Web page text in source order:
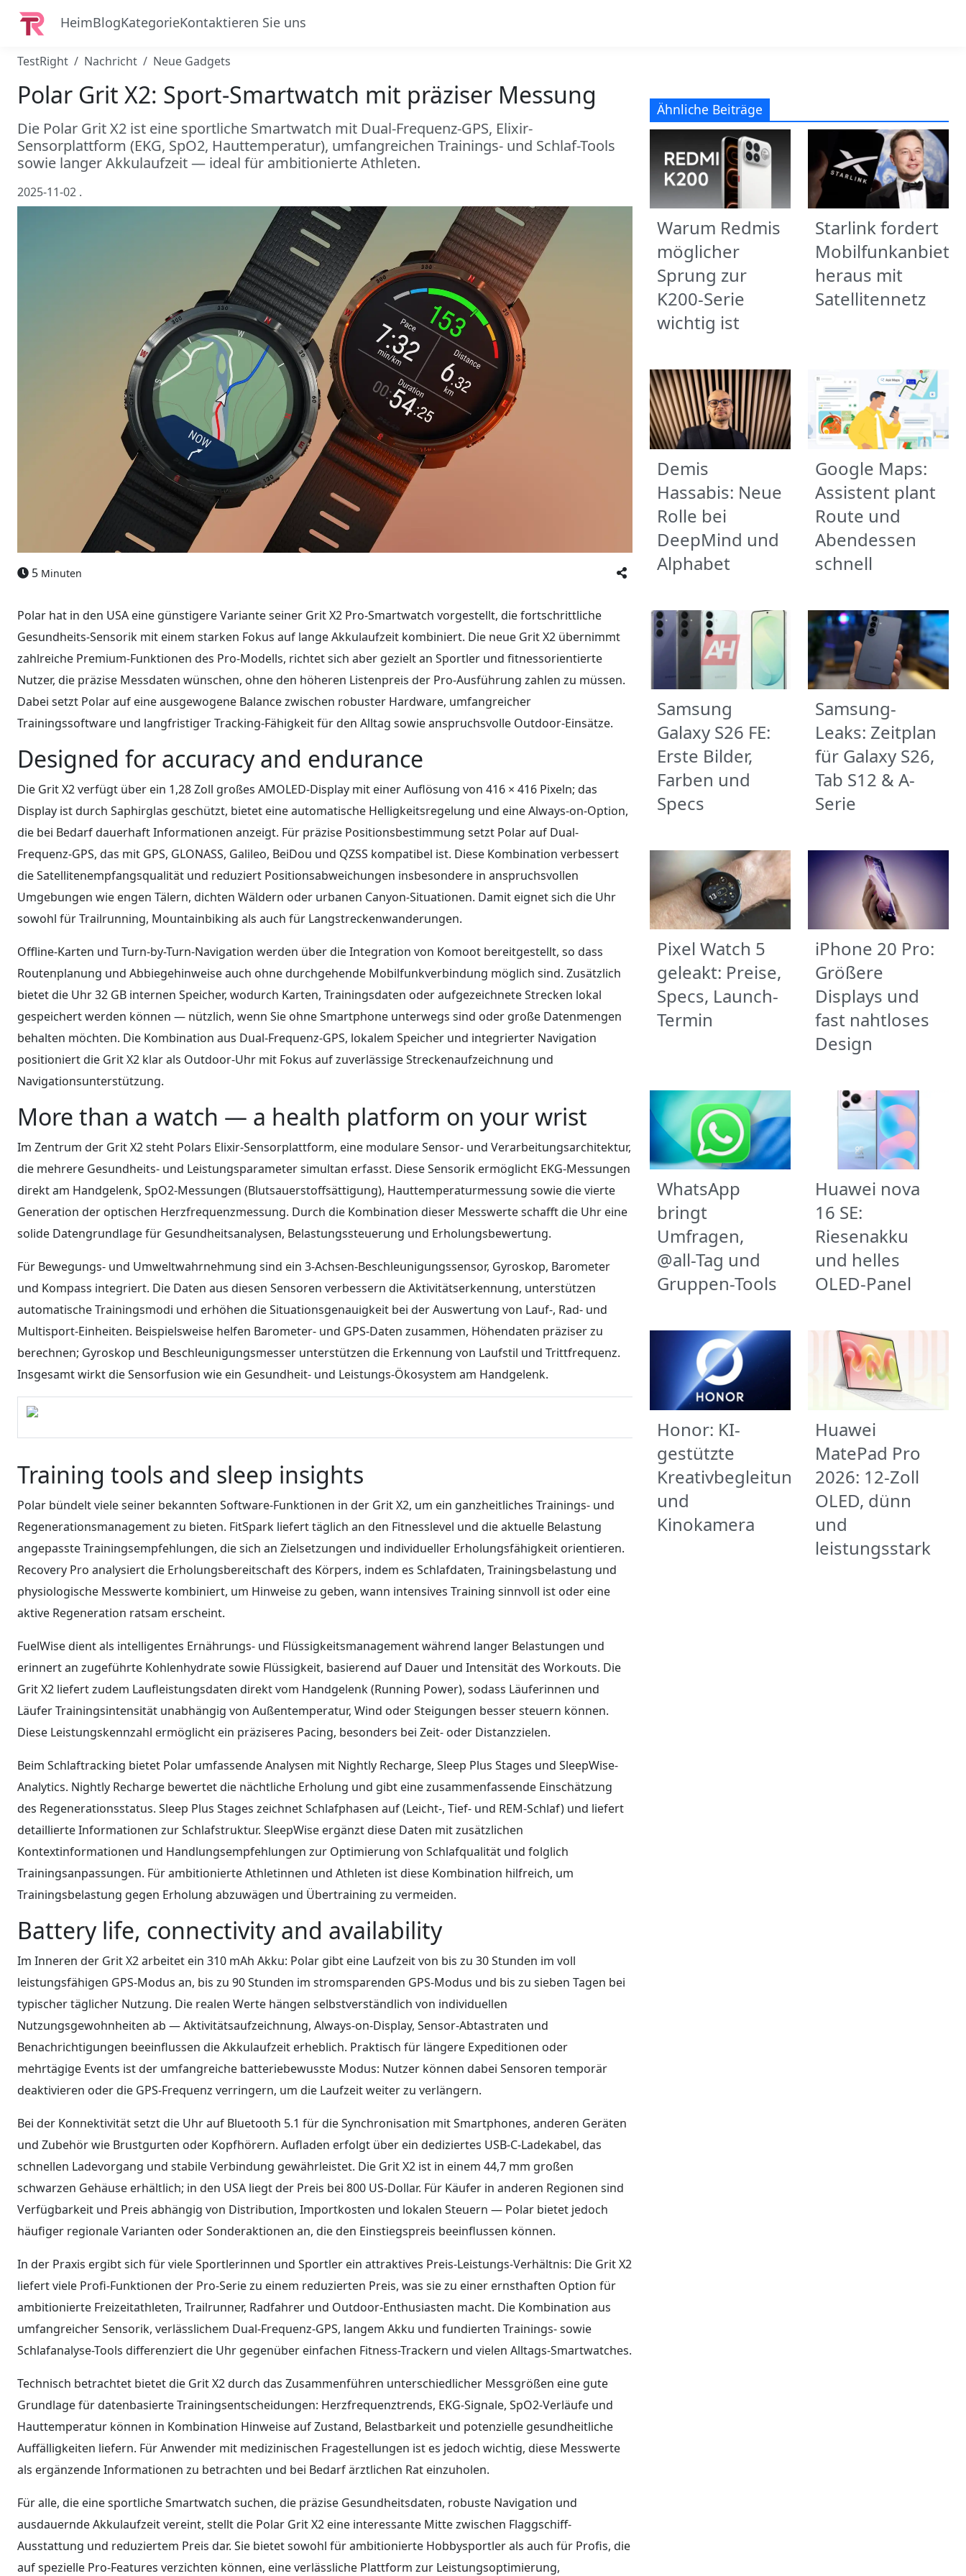
HeimBlogKategorieKontaktieren Sie uns
TestRight Nachricht Neue Gadgets
Polar Grit X2: Sport-Smartwatch mit präziser Messung
Die Polar Grit X2 ist eine sportliche Smartwatch mit Dual-Frequenz-GPS, Elixir-
Sensorplattform (EKG, SpO2, Hauttemperatur), umfangreichen Trainings- und Schlaf-Tools
sowie langer Akkulaufzeit — ideal für ambitionierte Athleten.
2025-11-02 .
5 Minuten
Polar hat in den USA eine günstigere Variante seiner Grit X2 Pro-Smartwatch vorgestellt, die fortschrittliche
Gesundheits-Sensorik mit einem starken Fokus auf lange Akkulaufzeit kombiniert. Die neue Grit X2 übernimmt
zahlreiche Premium-Funktionen des Pro-Modells, richtet sich aber gezielt an Sportler und fitnessorientierte
Nutzer, die präzise Messdaten wünschen, ohne den höheren Listenpreis der Pro-Ausführung zahlen zu müssen.
Dabei setzt Polar auf eine ausgewogene Balance zwischen robuster Hardware, umfangreicher
Trainingssoftware und langfristiger Tracking-Fähigkeit für den Alltag sowie anspruchsvolle Outdoor-Einsätze.
Designed for accuracy and endurance
Die Grit X2 verfügt über ein 1,28 Zoll großes AMOLED-Display mit einer Auflösung von 416 × 416 Pixeln; das
Display ist durch Saphirglas geschützt, bietet eine automatische Helligkeitsregelung und eine Always-on-Option,
die bei Bedarf dauerhaft Informationen anzeigt. Für präzise Positionsbestimmung setzt Polar auf Dual-
Frequenz-GPS, das mit GPS, GLONASS, Galileo, BeiDou und QZSS kompatibel ist. Diese Kombination verbessert
die Satellitenempfangsqualität und reduziert Positionsabweichungen insbesondere in anspruchsvollen
Umgebungen wie engen Tälern, dichten Wäldern oder urbanen Canyon-Situationen. Damit eignet sich die Uhr
sowohl für Trailrunning, Mountainbiking als auch für Langstreckenwanderungen.
Offline-Karten und Turn-by-Turn-Navigation werden über die Integration von Komoot bereitgestellt, so dass
Routenplanung und Abbiegehinweise auch ohne durchgehende Mobilfunkverbindung möglich sind. Zusätzlich
bietet die Uhr 32 GB internen Speicher, wodurch Karten, Trainingsdaten oder aufgezeichnete Strecken lokal
gespeichert werden können — nützlich, wenn Sie ohne Smartphone unterwegs sind oder große Datenmengen
behalten möchten. Die Kombination aus Dual-Frequenz-GPS, lokalem Speicher und integrierter Navigation
positioniert die Grit X2 klar als Outdoor-Uhr mit Fokus auf zuverlässige Streckenaufzeichnung und
Navigationsunterstützung.
More than a watch — a health platform on your wrist
Im Zentrum der Grit X2 steht Polars Elixir-Sensorplattform, eine modulare Sensor- und Verarbeitungsarchitektur,
die mehrere Gesundheits- und Leistungsparameter simultan erfasst. Diese Sensorik ermöglicht EKG-Messungen
direkt am Handgelenk, SpO2-Messungen (Blutsauerstoffsättigung), Hauttemperaturmessung sowie die vierte
Generation der optischen Herzfrequenzmessung. Durch die Kombination dieser Messwerte schafft die Uhr eine
solide Datengrundlage für Gesundheitsanalysen, Belastungssteuerung und Erholungsbewertung.
Für Bewegungs- und Umweltwahrnehmung sind ein 3-Achsen-Beschleunigungssensor, Gyroskop, Barometer
und Kompass integriert. Die Daten aus diesen Sensoren verbessern die Aktivitätserkennung, unterstützen
automatische Trainingsmodi und erhöhen die Situationsgenauigkeit bei der Auswertung von Lauf-, Rad- und
Multisport-Einheiten. Beispielsweise helfen Barometer- und GPS-Daten zusammen, Höhendaten präziser zu
berechnen; Gyroskop und Beschleunigungsmesser unterstützen die Erkennung von Laufstil und Trittfrequenz.
Insgesamt wirkt die Sensorfusion wie ein Gesundheit- und Leistungs-Ökosystem am Handgelenk.
Training tools and sleep insights
Polar bündelt viele seiner bekannten Software-Funktionen in der Grit X2, um ein ganzheitliches Trainings- und
Regenerationsmanagement zu bieten. FitSpark liefert täglich an den Fitnesslevel und die aktuelle Belastung
angepasste Trainingsempfehlungen, die sich an Zielsetzungen und individueller Erholungsfähigkeit orientieren.
Recovery Pro analysiert die Erholungsbereitschaft des Körpers, indem es Schlafdaten, Trainingsbelastung und
physiologische Messwerte kombiniert, um Hinweise zu geben, wann intensives Training sinnvoll ist oder eine
aktive Regeneration ratsam erscheint.
FuelWise dient als intelligentes Ernährungs- und Flüssigkeitsmanagement während langer Belastungen und
erinnert an zugeführte Kohlenhydrate sowie Flüssigkeit, basierend auf Dauer und Intensität des Workouts. Die
Grit X2 liefert zudem Laufleistungsdaten direkt vom Handgelenk (Running Power), sodass Läuferinnen und
Läufer Trainingsintensität unabhängig von Außentemperatur, Wind oder Steigungen besser steuern können.
Diese Leistungskennzahl ermöglicht ein präziseres Pacing, besonders bei Zeit- oder Distanzzielen.
Beim Schlaftracking bietet Polar umfassende Analysen mit Nightly Recharge, Sleep Plus Stages und SleepWise-
Analytics. Nightly Recharge bewertet die nächtliche Erholung und gibt eine zusammenfassende Einschätzung
des Regenerationsstatus. Sleep Plus Stages zeichnet Schlafphasen auf (Leicht-, Tief- und REM-Schlaf) und liefert
detaillierte Informationen zur Schlafstruktur. SleepWise ergänzt diese Daten mit zusätzlichen
Kontextinformationen und Handlungsempfehlungen zur Optimierung von Schlafqualität und folglich
Trainingsanpassungen. Für ambitionierte Athletinnen und Athleten ist diese Kombination hilfreich, um
Trainingsbelastung gegen Erholung abzuwägen und Übertraining zu vermeiden.
Battery life, connectivity and availability
Im Inneren der Grit X2 arbeitet ein 310 mAh Akku: Polar gibt eine Laufzeit von bis zu 30 Stunden im voll
leistungsfähigen GPS-Modus an, bis zu 90 Stunden im stromsparenden GPS-Modus und bis zu sieben Tagen bei
typischer täglicher Nutzung. Die realen Werte hängen selbstverständlich von individuellen
Nutzungsgewohnheiten ab — Aktivitätsaufzeichnung, Always-on-Display, Sensor-Abtastraten und
Benachrichtigungen beeinflussen die Akkulaufzeit erheblich. Praktisch für längere Expeditionen oder
mehrtägige Events ist der umfangreiche batteriebewusste Modus: Nutzer können dabei Sensoren temporär
deaktivieren oder die GPS-Frequenz verringern, um die Laufzeit weiter zu verlängern.
Bei der Konnektivität setzt die Uhr auf Bluetooth 5.1 für die Synchronisation mit Smartphones, anderen Geräten
und Zubehör wie Brustgurten oder Kopfhörern. Aufladen erfolgt über ein dediziertes USB-C-Ladekabel, das
schnellen Ladevorgang und stabile Verbindung gewährleistet. Die Grit X2 ist in einem 44,7 mm großen
schwarzen Gehäuse erhältlich; in den USA liegt der Preis bei 800 US-Dollar. Für Käufer in anderen Regionen sind
Verfügbarkeit und Preis abhängig von Distribution, Importkosten und lokalen Steuern — Polar bietet jedoch
häufiger regionale Varianten oder Sonderaktionen an, die den Einstiegspreis beeinflussen können.
In der Praxis ergibt sich für viele Sportlerinnen und Sportler ein attraktives Preis-Leistungs-Verhältnis: Die Grit X2
liefert viele Profi-Funktionen der Pro-Serie zu einem reduzierten Preis, was sie zu einer ernsthaften Option für
ambitionierte Freizeitathleten, Trailrunner, Radfahrer und Outdoor-Enthusiasten macht. Die Kombination aus
umfangreicher Sensorik, verlässlichem Dual-Frequenz-GPS, langem Akku und fundierten Trainings- sowie
Schlafanalyse-Tools differenziert die Uhr gegenüber einfachen Fitness-Trackern und vielen Alltags-Smartwatches.
Technisch betrachtet bietet die Grit X2 durch das Zusammenführen unterschiedlicher Messgrößen eine gute
Grundlage für datenbasierte Trainingsentscheidungen: Herzfrequenztrends, EKG-Signale, SpO2-Verläufe und
Hauttemperatur können in Kombination Hinweise auf Zustand, Belastbarkeit und potenzielle gesundheitliche
Auffälligkeiten liefern. Für Anwender mit medizinischen Fragestellungen ist es jedoch wichtig, diese Messwerte
als ergänzende Informationen zu betrachten und bei Bedarf ärztlichen Rat einzuholen.
Für alle, die eine sportliche Smartwatch suchen, die präzise Gesundheitsdaten, robuste Navigation und
ausdauernde Akkulaufzeit vereint, stellt die Polar Grit X2 eine interessante Mitte zwischen Flaggschiff-
Ausstattung und reduziertem Preis dar. Sie bietet sowohl für ambitionierte Hobbysportler als auch für Profis, die
auf spezielle Pro-Features verzichten können, eine verlässliche Plattform zur Leistungsoptimierung,
Ähnliche Beiträge
Warum Redmis
möglicher
Sprung zur
K200-Serie
wichtig ist
Starlink fordert
Mobilfunkanbieter
heraus mit
Satellitennetz
Demis
Hassabis: Neue
Rolle bei
DeepMind und
Alphabet
Google Maps:
Assistent plant
Route und
Abendessen
schnell
Samsung
Galaxy S26 FE:
Erste Bilder,
Farben und
Specs
Samsung-
Leaks: Zeitplan
für Galaxy S26,
Tab S12 & A-
Serie
Pixel Watch 5
geleakt: Preise,
Specs, Launch-
Termin
iPhone 20 Pro:
Größere
Displays und
fast nahtloses
Design
WhatsApp
bringt
Umfragen,
@all-Tag und
Gruppen-Tools
Huawei nova
16 SE:
Riesenakku
und helles
OLED-Panel
Honor: KI-
gestützte
Kreativbegleitung
und
Kinokamera
Huawei
MatePad Pro
2026: 12-Zoll
OLED, dünn
und
leistungsstark